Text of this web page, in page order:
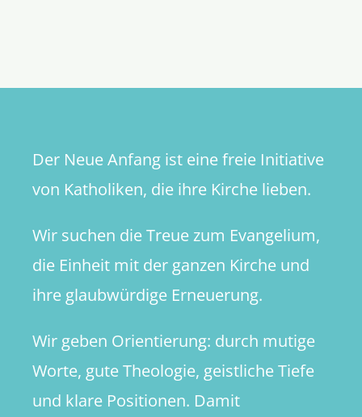
Der Neue Anfang ist eine freie Initiative
von Katholiken, die ihre Kirche lieben.
Wir suchen die Treue zum Evangelium,
die Einheit mit der ganzen Kirche und
ihre glaubwürdige Erneuerung.
Wir geben Orientierung: durch mutige
Worte, gute Theologie, geistliche Tiefe
und klare Positionen. Damit